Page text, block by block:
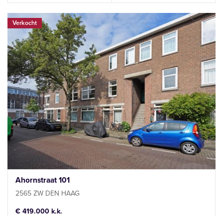
Verkocht
Ahornstraat 101
2565 ZW DEN HAAG
€ 419.000 k.k.